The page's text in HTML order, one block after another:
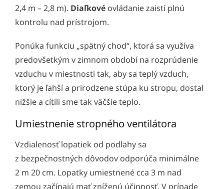
2,4 m – 2,8 m). Diaľkové ovládanie zaistí plnú
kontrolu nad prístrojom.
Ponúka funkciu „spätný chod“, ktorá sa využíva
predovšetkým v zimnom období na rozprúdenie
vzduchu v miestnosti tak, aby sa teplý vzduch,
ktorý je ľahší a prirodzene stúpa ku stropu, dostal
nižšie a cítili sme tak väčšie teplo.
Umiestnenie stropného ventilátora
Vzdialenosť lopatiek od podlahy sa
z bezpečnostných dôvodov odporúča minimálne
2 m 20 cm. Lopatky umiestnené cca 3 m nad
zemou začínajú mať zníženú účinnosť. V prípade